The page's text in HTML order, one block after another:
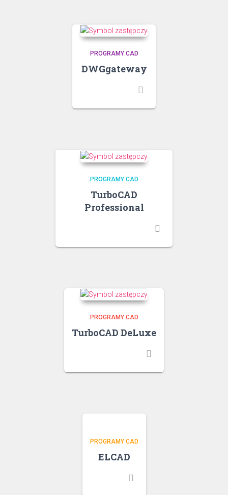
PROGRAMY CAD
DWGgateway
PROGRAMY CAD
TurboCAD
Professional
PROGRAMY CAD
TurboCAD DeLuxe
PROGRAMY CAD
ELCAD